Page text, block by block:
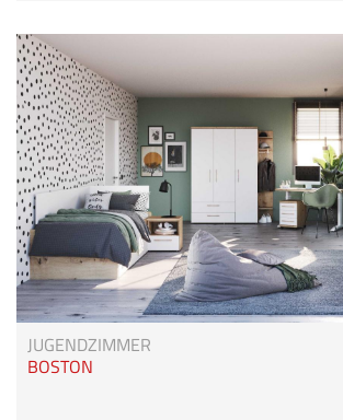
JUGENDZIMMER
BOSTON